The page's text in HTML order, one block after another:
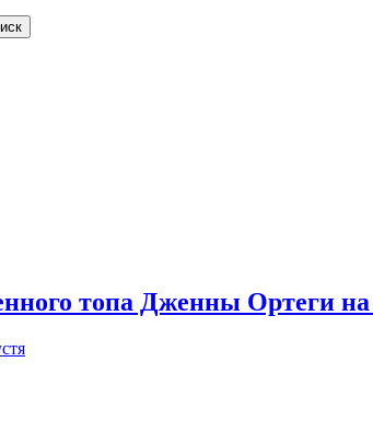
топа Дженны Ортеги